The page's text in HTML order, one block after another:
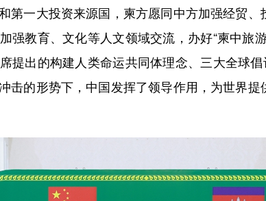
第一大投资来源国，柬方愿同中方加强经贸
强教育、文化等人文领域交流，办好“柬中旅
提出的构建人类命运共同体理念、三大全球倡
击的形势下，中国发挥了领导作用，为世界